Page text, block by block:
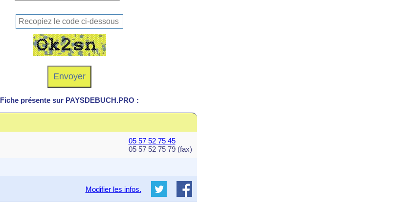
Fiche présente sur PAYSDEBUCH.PRO :
05 57 52 75 45
05 57 52 75 79 (fax)
Modifier les infos.